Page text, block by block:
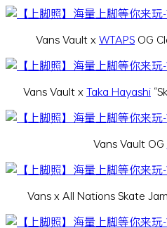
Vans Vault x WTAPS OG
Vans Vault x Taka Hayashi
Vans Vault OG
Vans x All Nations Skate